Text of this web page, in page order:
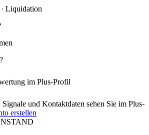
Liquidation
im Plus-Profil
und Kontaktdaten sehen Sie im Plus-
erstellen